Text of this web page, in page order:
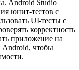
Android Studio
юнит-тестов с
UI-тесты с
корректность
приложение на
Android, чтобы